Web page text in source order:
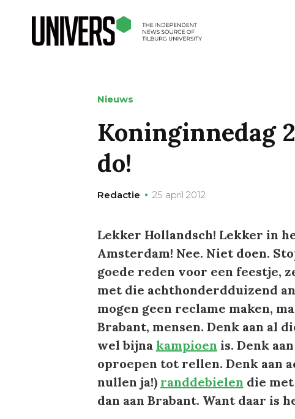
Nieuws
Koninginnedag
do!
Redactie 25 april 2012
Lekker Hollandsch! Lekker in
Amsterdam! Nee. Niet doen.
goede reden voor een feestje,
met die achthonderdduizend
mogen geen reclame maken,
Brabant, mensen. Denk aan al
wel bijna kampioen is. Denk
oproepen tot rellen. Denk aan
nullen ja!) randdebielen die
dan aan Brabant. Want daar is